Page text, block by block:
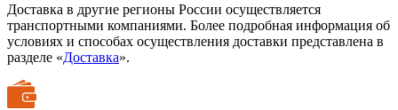
Доставка в другие регионы России осуществляется
транспортными компаниями. Более подробная информация об
условиях и способах осуществления доставки представлена в
разделе «Доставка».